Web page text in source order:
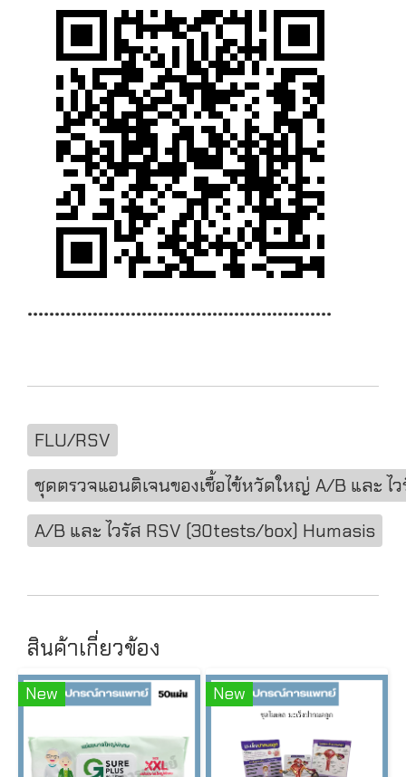
********************************************************
FLU/RSV
ชุดตรวจแอนติเจนของเชื้อไข้หวัดใหญ่ A/B และ ไ
A/B และ ไวรัส RSV (30tests/box) Humasis
สินค้าเกี่ยวข้อง
New New